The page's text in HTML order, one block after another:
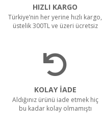
HIZLI KARGO
Türkiye’nin her yerine hızlı kargo,
üstelik 300TL ve üzeri ücretsiz
KOLAY İADE
Aldığınız ürünü iade etmek hiç
bu kadar kolay olmamıştı